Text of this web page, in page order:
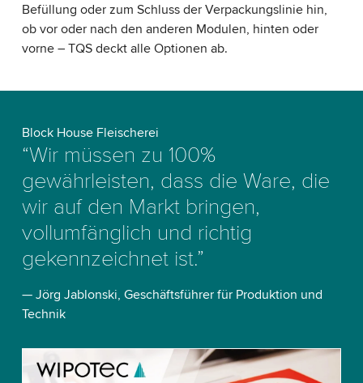
Befüllung oder zum Schluss der Verpackungslinie hin,
ob vor oder nach den anderen Modulen, hinten oder
vorne – TQS deckt alle Optionen ab.
Block House Fleischerei
“Wir müssen zu 100%
gewährleisten, dass die Ware, die
wir auf den Markt bringen,
vollumfänglich und richtig
gekennzeichnet ist.”
— Jörg Jablonski, Geschäftsführer für Produktion und
Technik
We need your consent to load the YouTube